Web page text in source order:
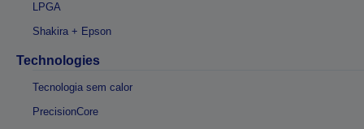
LPGA
Shakira + Epson
Technologies
Tecnologia sem calor
PrecisionCore